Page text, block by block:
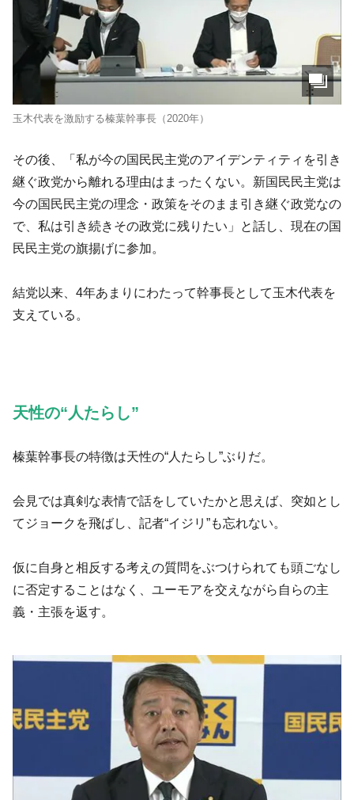
玉木代表を激励する榛葉幹事長（2020年）
その後、「私が今の国民民主党のアイデンティティを引き
継ぐ政党から離れる理由はまったくない。新国民民主党は
今の国民民主党の理念・政策をそのまま引き継ぐ政党なの
で、私は引き続きその政党に残りたい」と話し、現在の国
民民主党の旗揚げに参加。
結党以来、4年あまりにわたって幹事長として玉木代表を
支えている。
天性の“人たらし”
榛葉幹事長の特徴は天性の“人たらし”ぶりだ。
会見では真剣な表情で話をしていたかと思えば、突如とし
てジョークを飛ばし、記者“イジリ”も忘れない。
仮に自身と相反する考えの質問をぶつけられても頭ごなし
に否定することはなく、ユーモアを交えながら自らの主
義・主張を返す。